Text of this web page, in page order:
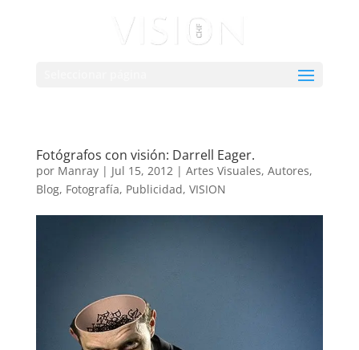
Fotógrafos con visión: Darrell Eager.
por Manray| Jul 15, 2012| Artes Visuales, Autores,
Blog, Fotografía, Publicidad, VISION